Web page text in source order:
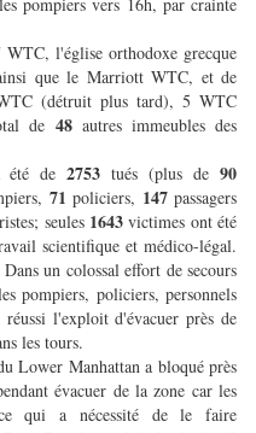
l'église orthodoxe grecque
que le Marriott WTC, et de
(détruit plus tard), 5 WTC
de 48 autres immeubles des
été de2753 tués (plus de90
71 policiers, 147 passagers
seules 1643victimes ont été
scientifique et médico-légal.
Dans un colossal effort de secours
pompiers, policiers, personnels
l'exploit d'évacuer près de
les tours.
Lower Manhattan a bloqué près
évacuer de la zone car les
qui a nécessité de le faire